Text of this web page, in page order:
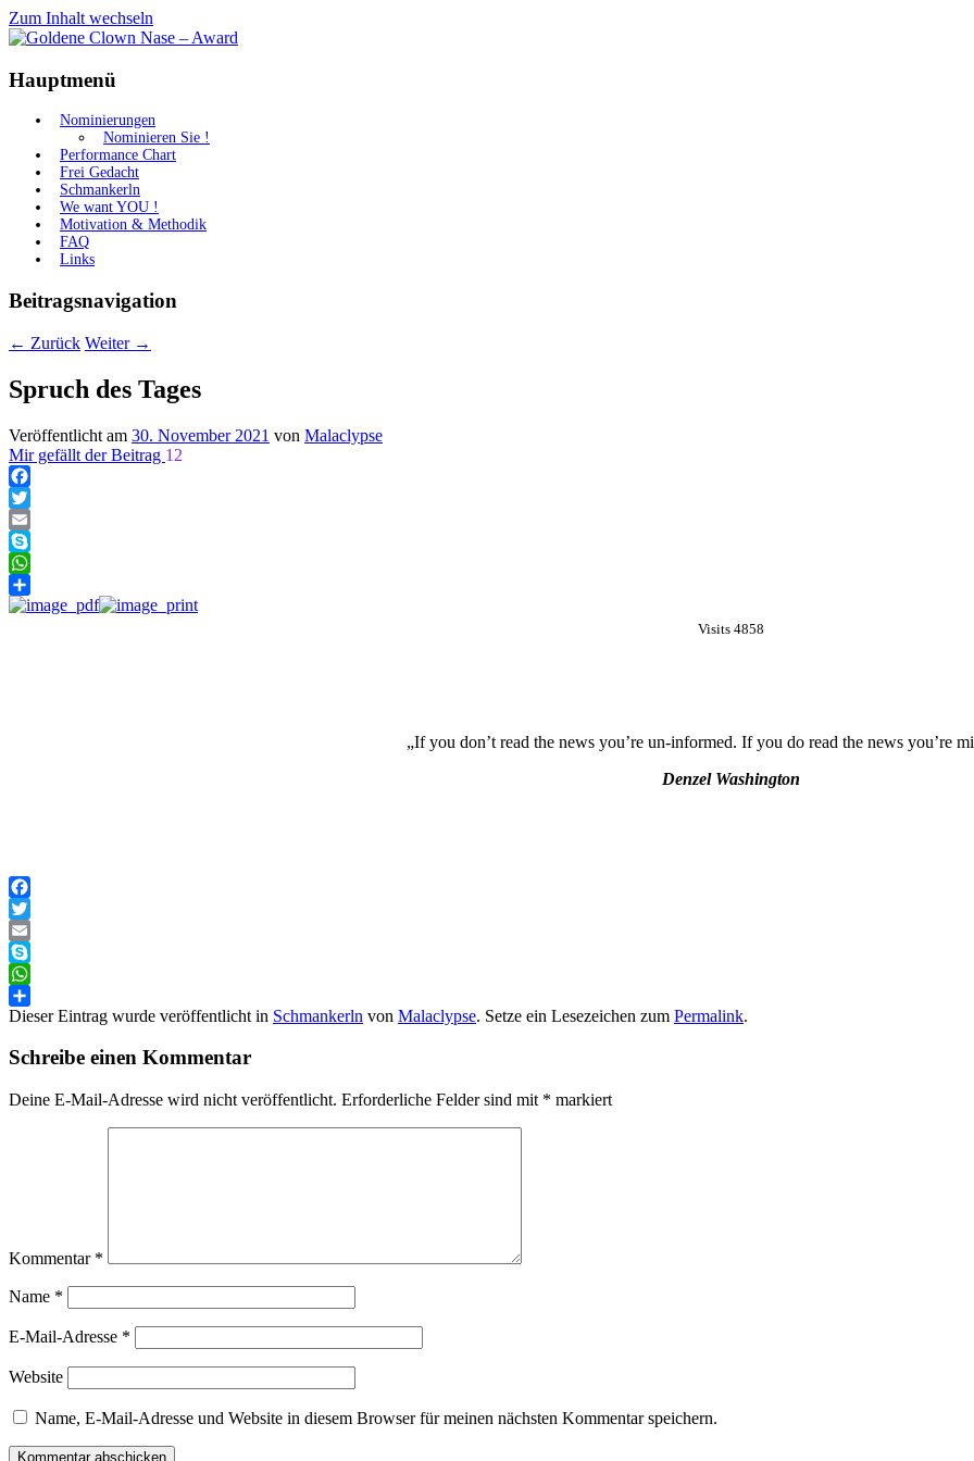
Zum Inhalt wechseln
Goldene Clown Nase – Award
Hauptmenü
Nominierungen
Nominieren Sie !
Performance Chart
Frei Gedacht
Schmankerln
We want YOU !
Motivation & Methodik
FAQ
Links
Beitragsnavigation
← Zurück Weiter →
Spruch des Tages
Veröffentlicht am 30. November 2021 von Malaclypse
Mir gefällt der Beitrag 12
Facebook
Twitter
Email
Skype
WhatsApp
Teilen
Visits 4858
„If you don’t read the news you’re un-informed. If you do read the news you’re
Denzel Washington
Facebook
Twitter
Email
Skype
WhatsApp
Teilen
Dieser Eintrag wurde veröffentlicht in Schmankerln von Malaclypse. Setze ein Lesezeichen zum Permalink.
Schreibe einen Kommentar
Deine E-Mail-Adresse wird nicht veröffentlicht. Erforderliche Felder sind mit * markiert
Kommentar *
Name *
E-Mail-Adresse *
Website
Name, E-Mail-Adresse und Website in diesem Browser für meinen nächsten Kommentar speichern.